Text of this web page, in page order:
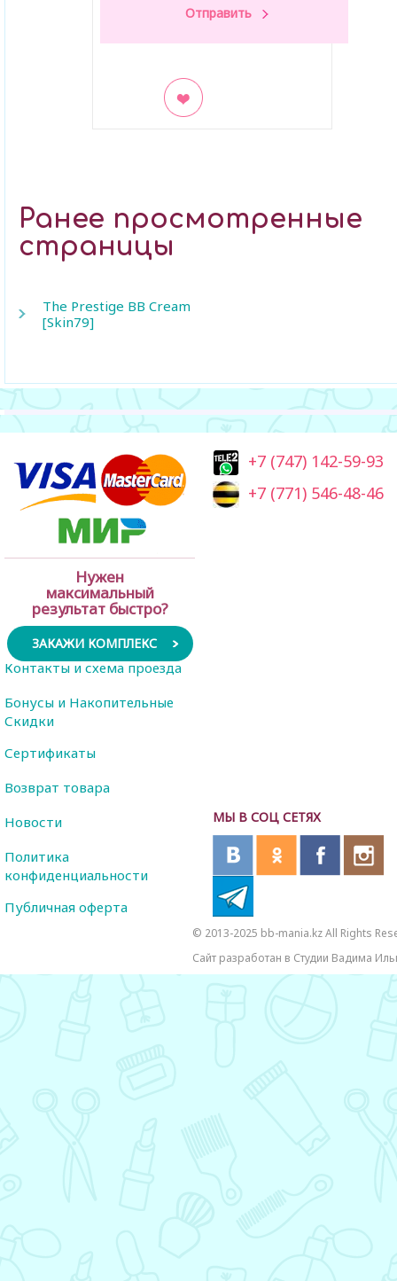
Ранее просмотренные
страницы
The Prestige BB Cream
[Skin79]
Нужен
максимальный
результат быстро?
ЗАКАЖИ КОМПЛЕКС
+7 (747) 142-59-93
+7 (771) 546-48-46
МЫ В СОЦ СЕТЯХ
Контакты и схема проезда
Бонусы и Накопительные
Скидки
Сертификаты
Возврат товара
Новости
Политика
конфиденциальности
Публичная оферта
© 2013-2025 bb-mania.kz All Rights
Сайт разработан в Студии Вадима